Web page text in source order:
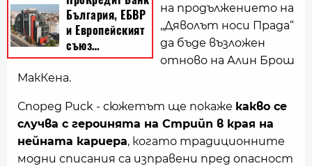
на продължението на
„Дяволът носи Прада“
да бъде възложен
отново на Алин Брош
МакКена.
Според Puck - сюжетът ще покаже какво се
случва с героинята на Стрийп в края на
нейната кариера, когато традиционните
модни списания са изправени пред опасност